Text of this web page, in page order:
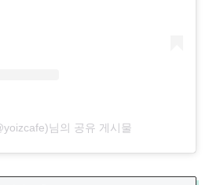
님의 공유 게시물